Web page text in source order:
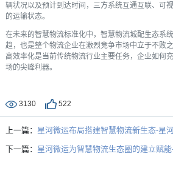
辆状况以及预计到达时间，三方系统互通互联、可
的运输状态。
在未来的智慧物流标准化中，智慧物流城配生态系
趋，也是整个物流企业在激烈竞争市场中立于不败
高效率化是当前传统物流行业主要任务，企业如何
场的尖峰利器。
3130 522
上一篇： 星河微运布局搭建智慧物流新生态-星
下一篇： 星河微运为智慧物流生态圈的建立赋